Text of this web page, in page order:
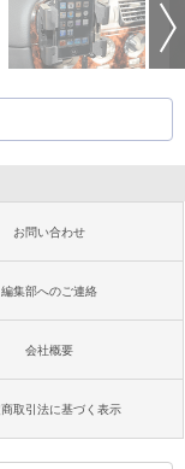
お問い合わせ
編集部へのご連絡
会社概要
取引法に基づく表示